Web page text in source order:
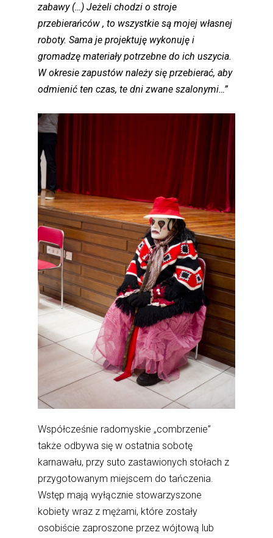
zabawy (…) Jeżeli chodzi o stroje
przebierańców , to wszystkie są mojej własnej
roboty. Sama je projektuję wykonuję i
gromadzę materiały potrzebne do ich uszycia.
W okresie zapustów należy się przebierać, aby
odmienić ten czas, te dni zwane szalonymi…”
Współcześnie radomyskie „combrzenie”
także odbywa się w ostatnia sobotę
karnawału, przy suto zastawionych stołach z
przygotowanym miejscem do tańczenia.
Wstęp mają wyłącznie stowarzyszone
kobiety wraz z mężami, które zostały
osobiście zaproszone przez wójtową lub